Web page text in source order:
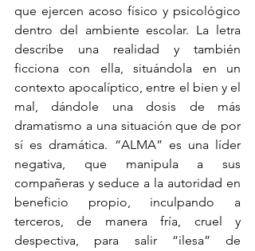
que ejercen acoso físico y psicológico
dentro del ambiente escolar. La letra
describe una realidad y también
ficciona con ella, situándola en un
contexto apocalíptico, entre el bien y el
mal, dándole una dosis de más
dramatismo a una situación que de por
sí es dramática. “ALMA” es una líder
negativa, que manipula a sus
compañeras y seduce a la autoridad en
beneficio propio, inculpando a
terceros, de manera fría, cruel y
despectiva, para salir “ilesa” de